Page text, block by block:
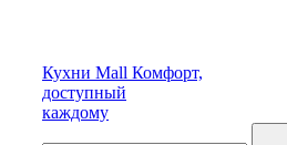
Кухни Mall Комфорт,
доступный
каждому